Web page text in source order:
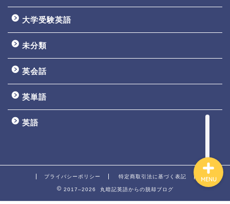
大学受験英語
未分類
英会話
英単語
英語
プライバシーポリシー 特定商取引法に基づく表記
2017–2026 丸暗記英語からの脱却ブログ
MENU
TOEIC3ヵ月で800点講座